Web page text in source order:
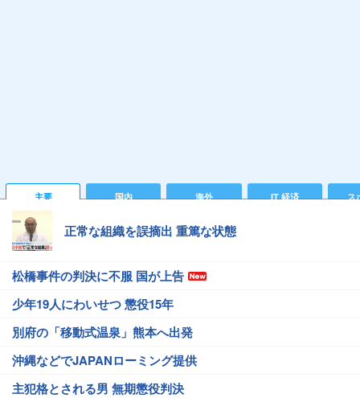
主要 国内 海外 IT 経済 ス
正常な組織を誤摘出 重篤な状態
松橋事件の判決に不服 国が上告
少年19人にわいせつ 懲役15年
別府の「移動式温泉」熊本へ出発
沖縄などでJAPANローミング提供
主犯格とされる男 無期懲役判決